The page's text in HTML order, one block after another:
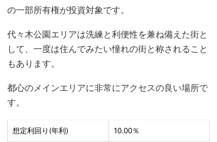
の一部所有権が投資対象です。
代々木公園エリアは洗練と利便性を兼ね備えた街と
して、一度は住んでみたい憧れの街と称されること
もあります。
都心のメインエリアに非常にアクセスの良い場所で
す。
想定利回り(年利) 10.00％